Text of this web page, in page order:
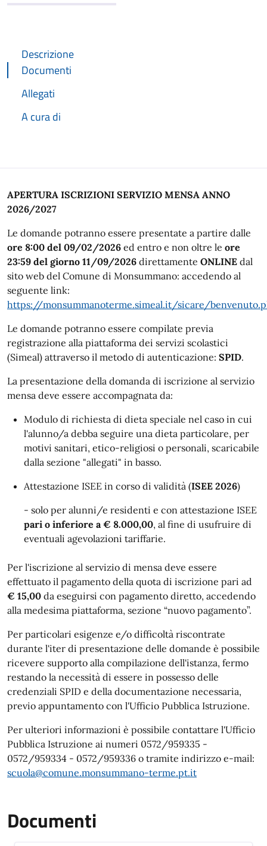
Descrizione
Documenti
Allegati
A cura di
Descrizione
APERTURA ISCRIZIONI SERVIZIO MENSA ANNO
2026/2027
Le domande potranno essere presentate a partire dalle
ore 8:00 del 09/02/2026 ed entro e non oltre le ore
23:59 del giorno 11/09/2026 direttamente ONLINE dal
sito web del Comune di Monsummano: accedendo al
seguente link:
https://monsummanoterme.simeal.it/sicare/
Le domande potranno essere compilate previa
registrazione alla piattaforma dei servizi scolastici
(Simeal) attraverso il metodo di autenticazione: SPID.
La presentazione della domanda di iscrizione al servizio
mensa deve essere accompagnata da:
Modulo di richiesta di dieta speciale nel caso in cui
l'alunno/a debba seguire una dieta particolare, per
motivi sanitari, etico-religiosi o personali, scaricabile
dalla sezione "allegati" in basso.
Attestazione ISEE in corso di validità (ISEE 2026)
- solo per alunni/e residenti e con attestazione ISEE
pari o inferiore a € 8.000,00, al fine di usufruire di
eventuali agevolazioni tariffarie.
Per l'iscrizione al servizio di mensa deve essere
effettuato il pagamento della quota di iscrizione pari ad
€ 15,00 da eseguirsi con pagamento diretto, accedendo
alla medesima piattaforma, sezione “nuovo pagamento”.
Per particolari esigenze e/o difficoltà riscontrate
durante l'iter di presentazione delle domande è possibile
ricevere supporto alla compilazione dell'istanza, fermo
restando la necessità di essere in possesso delle
credenziali SPID e della documentazione necessaria,
previo appuntamento con l'Ufficio Pubblica Istruzione.
Per ulteriori informazioni è possibile contattare l'Ufficio
Pubblica Istruzione ai numeri 0572/959335 -
0572/959334 - 0572/959336 o tramite indirizzo e-mail:
scuola@comune.monsummano-terme.pt.it
Documenti